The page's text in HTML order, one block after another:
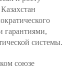
гарантиями,
системы.
союзе